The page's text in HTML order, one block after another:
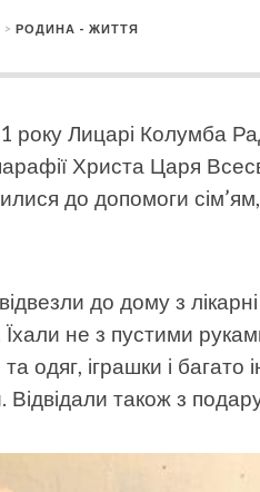
> РОДИНА - ЖИТТЯ
року Лицарі Колумба
Христа Царя
до допомоги
до дому з
Їхали не з пустими
одяг, іграшки і
також з